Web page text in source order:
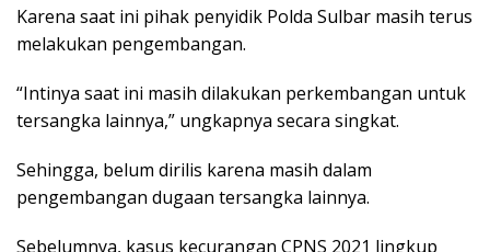
Karena saat ini pihak penyidik Polda Sulbar masih terus
melakukan pengembangan.
“Intinya saat ini masih dilakukan perkembangan untuk
tersangka lainnya,” ungkapnya secara singkat.
Sehingga, belum dirilis karena masih dalam
pengembangan dugaan tersangka lainnya.
Sebelumnya, kasus kecurangan CPNS 2021 lingkup